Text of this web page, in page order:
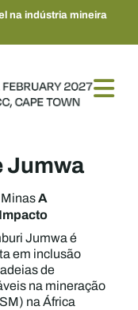
na indústria mineira
Jumwa
MinasA
Jumwa é
em inclusão
de
na mineração
na África